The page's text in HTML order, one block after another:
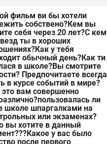
фильм ви бы хотели
собствено?Кем вы
себя через 20 лет?С кем
ты в хороших
у тебя
обычный день?Как ти
в школе?Вы смотрите
Предпочитаете всегда
в курсе событий в мире?
это вам совершенно
ли
школе шпаргалками на
или экзаменах?
вы хотите в данный
у вас было
после первого